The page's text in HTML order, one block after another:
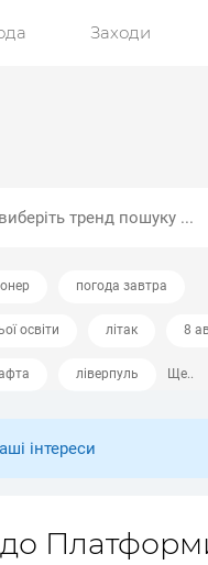
Заходи
погода завтра
освіти літак 8
ліверпуль Ще..
інтереси